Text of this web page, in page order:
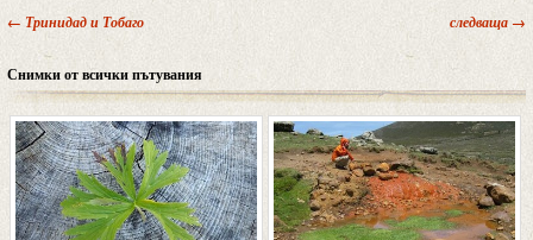
← Тринидад и Тобаго следваща →
Снимки от всички пътувания